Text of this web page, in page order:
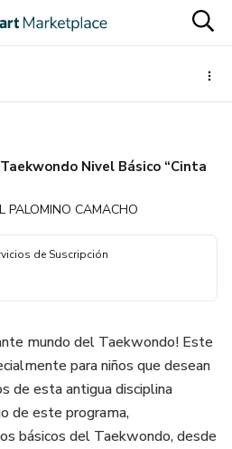
Nivel Básico “Cinta
PALOMINO CAMACHO
de Suscripción
mundo del Taekwondo! Este
para niños que desean
de esta antigua disciplina
de este programa,
básicos del Taekwondo, desde